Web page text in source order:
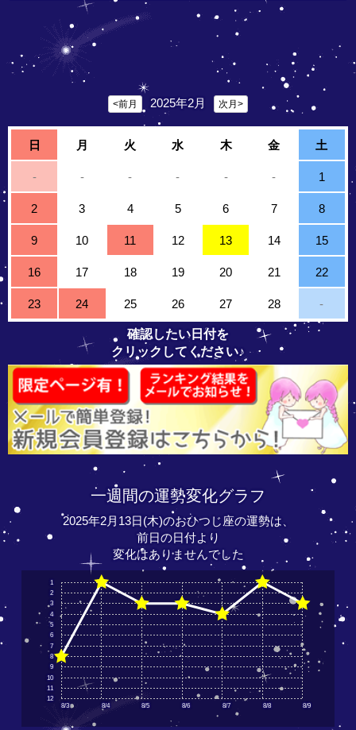
<前月 2025年2月 次月>
日 月 火 水 木 金 土
- - - - - - 1
2 3 4 5 6 7 8
9 10 11 12 13 14 15
16 17 18 19 20 21 22
23 24 25 26 27 28 -
確認したい日付を
クリックしてください♪
一週間の運勢変化グラフ
2025年2月13日(木)のおひつじ座の運勢は、
前日の日付より
変化はありませんでした
8/3 8/4 8/5 8/6 8/7 8/8 8/9
12
11
10
9
8
7
6
5
4
3
2
1